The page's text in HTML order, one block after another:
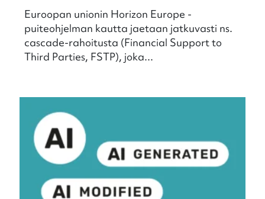
Euroopan unionin Horizon Europe -
puiteohjelman kautta jaetaan jatkuvasti ns.
cascade-rahoitusta (Financial Support to
Third Parties, FSTP), joka...